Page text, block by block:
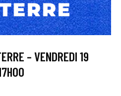
– VENDREDI 19